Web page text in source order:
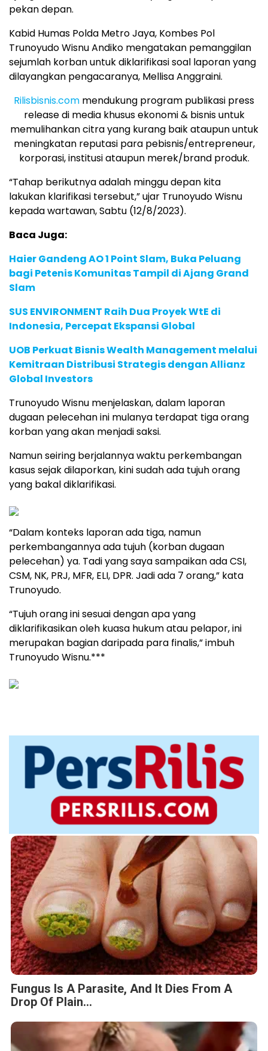
pekan depan.
Kabid Humas Polda Metro Jaya, Kombes Pol
Trunoyudo Wisnu Andiko mengatakan pemanggilan
sejumlah korban untuk diklarifikasi soal laporan yang
dilayangkan pengacaranya, Mellisa Anggraini.
Rilisbisnis.com mendukung program publikasi press
release di media khusus ekonomi & bisnis untuk
memulihankan citra yang kurang baik ataupun untuk
meningkatan reputasi para pebisnis/entrepreneur,
korporasi, institusi ataupun merek/brand produk.
“Tahap berikutnya adalah minggu depan kita
lakukan klarifikasi tersebut,” ujar Trunoyudo Wisnu
kepada wartawan, Sabtu (12/8/2023).
Baca Juga:
Haier Gandeng AO 1 Point Slam, Buka Peluang
bagi Petenis Komunitas Tampil di Ajang Grand
Slam
SUS ENVIRONMENT Raih Dua Proyek WtE di
Indonesia, Percepat Ekspansi Global
UOB Perkuat Bisnis Wealth Management melalui
Kemitraan Distribusi Strategis dengan Allianz
Global Investors
Trunoyudo Wisnu menjelaskan, dalam laporan
dugaan pelecehan ini mulanya terdapat tiga orang
korban yang akan menjadi saksi.
Namun seiring berjalannya waktu perkembangan
kasus sejak dilaporkan, kini sudah ada tujuh orang
yang bakal diklarifikasi.
“Dalam konteks laporan ada tiga, namun
perkembangannya ada tujuh (korban dugaan
pelecehan) ya. Tadi yang saya sampaikan ada CSI,
CSM, NK, PRJ, MFR, ELI, DPR. Jadi ada 7 orang,” kata
Trunoyudo.
“Tujuh orang ini sesuai dengan apa yang
diklarifikasikan oleh kuasa hukum atau pelapor, ini
merupakan bagian daripada para finalis,” imbuh
Trunoyudo Wisnu.***
Fungus Is A Parasite, And It Dies From A
Drop Of Plain...